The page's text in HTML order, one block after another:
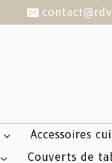
Accessoires
Couverts de